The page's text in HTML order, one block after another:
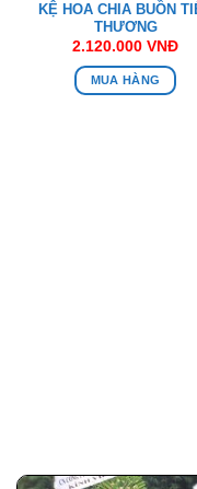
KỆ HOA CHIA BUỒN
THƯƠNG
2.120.000 VNĐ
MUA HÀNG